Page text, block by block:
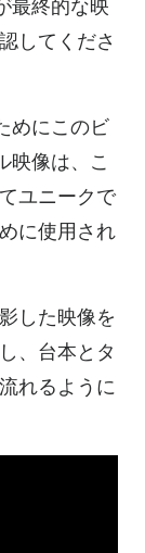
最終的な映
してくださ
めにこのビ
映像は、こ
ユニークで
に使用され
した映像を
、台本とタ
れるように